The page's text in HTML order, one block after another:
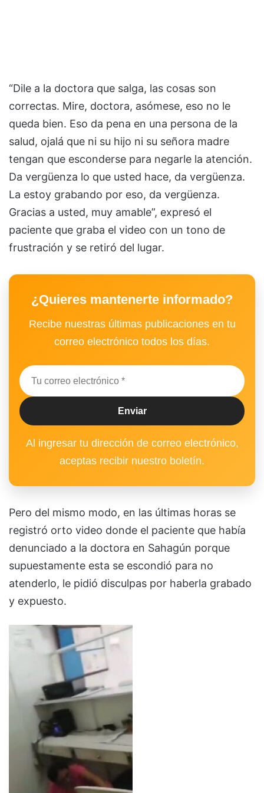
“Dile a la doctora que salga, las cosas son
correctas. Mire, doctora, asómese, eso no le
queda bien. Eso da pena en una persona de la
salud, ojalá que ni su hijo ni su señora madre
tengan que esconderse para negarle la atención.
Da vergüenza lo que usted hace, da vergüenza.
La estoy grabando por eso, da vergüenza.
Gracias a usted, muy amable”, expresó el
paciente que graba el video con un tono de
frustración y se retiró del lugar.
¿Quieres mantenerte informado?
Recibe nuestras últimas publicaciones en tu
correo electrónico todos los días.
Al ingresar tu dirección de correo electrónico,
aceptas recibir nuestro boletín.
Pero del mismo modo, en las últimas horas se
registró orto video donde el paciente que había
denunciado a la doctora en Sahagún porque
supuestamente esta se escondió para no
atenderlo, le pidió disculpas por haberla grabado
y expuesto.